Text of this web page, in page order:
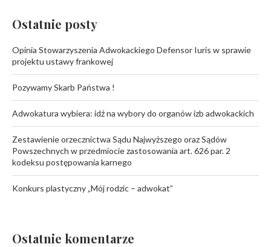
Ostatnie posty
Opinia Stowarzyszenia Adwokackiego Defensor Iuris w sprawie
projektu ustawy frankowej
Pozywamy Skarb Państwa !
Adwokatura wybiera: idź na wybory do organów izb adwokackich
Zestawienie orzecznictwa Sądu Najwyższego oraz Sądów
Powszechnych w przedmiocie zastosowania art. 626 par. 2
kodeksu postępowania karnego
Konkurs plastyczny „Mój rodzic – adwokat”
Ostatnie komentarze